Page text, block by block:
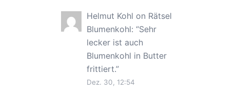
Helmut Kohl on Rätsel
Blumenkohl: “Sehr
lecker ist auch
Blumenkohl in Butter
frittiert.”
Dez. 30, 12:54